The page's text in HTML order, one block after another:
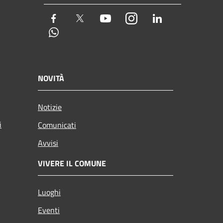
Facebook Twitter YoutubeInstagram
NOVITÀ
Notizie
Comunicati
Avvisi
VIVERE IL COMUNE
Luoghi
Eventi